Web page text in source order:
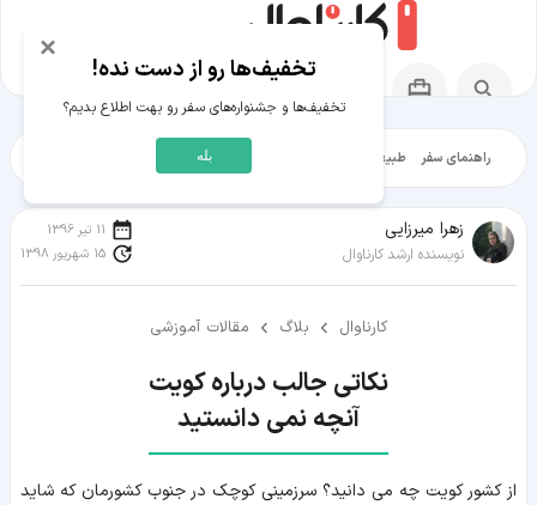
راهنمای سفر طبیعت‌گردی شهرگردی
زهرا میرزایی
نویسنده ارشد کارناوال
11 تیر 1396
15 شهریور 1398
کارناوال بلاگ مقالات آموزشی
آنچه نمی دانستید
از کشور کویت چه می دانید؟ سرزمینی کوچک در جنوب کشورمان که شاید
×
تخفیف‌ها رو از دست نده!
تخفیف‌ها و جشنواره‌های سفر رو بهت اطلاع بدیم؟
بله